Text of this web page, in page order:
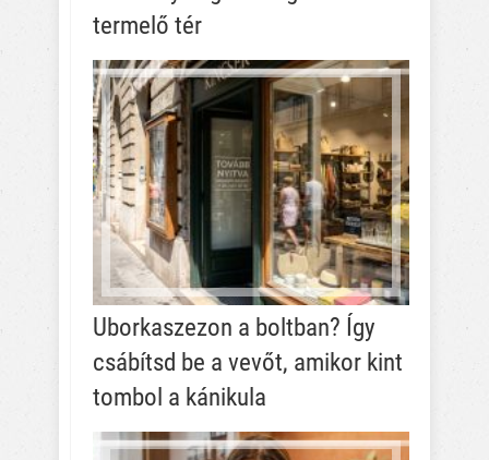
termelő tér
Uborkaszezon a boltban? Így
csábítsd be a vevőt, amikor kint
tombol a kánikula